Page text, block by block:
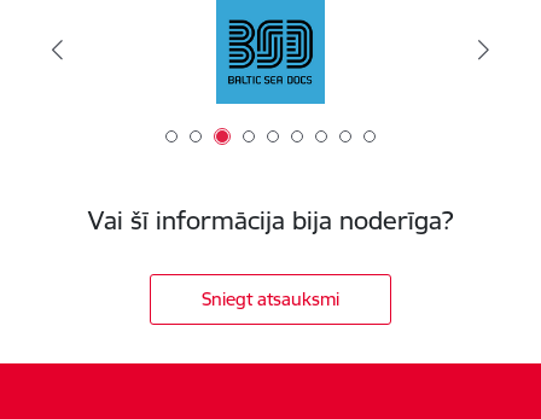
Vai šī informācija bija noderīga?
Sniegt atsauksmi